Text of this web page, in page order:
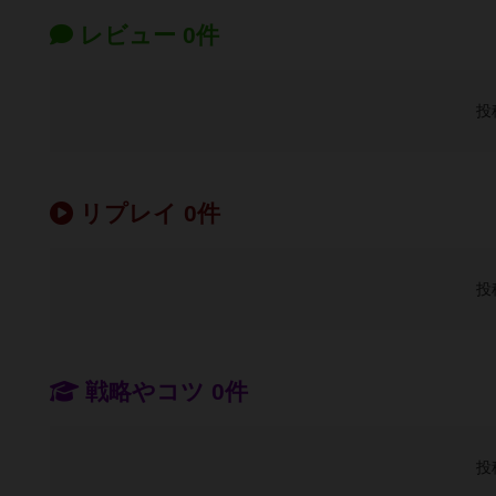
レビュー 0件
投
リプレイ 0件
投
戦略やコツ 0件
投